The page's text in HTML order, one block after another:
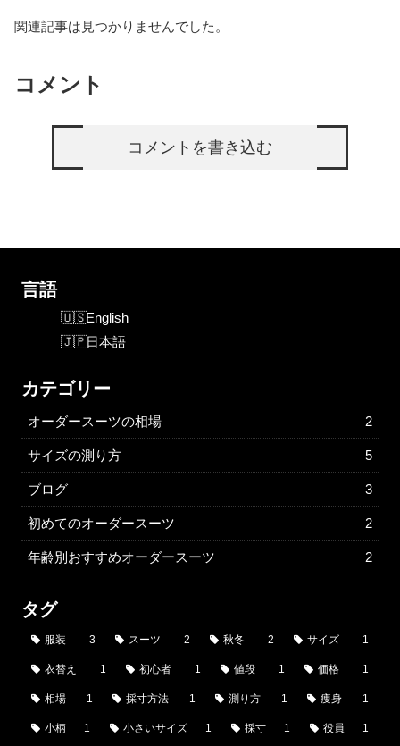
関連記事は見つかりませんでした。
コメント
コメントを書き込む
言語
English
日本語
カテゴリー
オーダースーツの相場 2
サイズの測り方 5
ブログ 3
初めてのオーダースーツ 2
年齢別おすすめオーダースーツ 2
タグ
服装 3 スーツ 2 秋冬 2 サイズ 1
衣替え 1 初心者 1 値段 1 価格 1
相場 1 採寸方法 1 測り方 1 痩身 1
小柄 1 小さいサイズ 1 採寸 1 役員 1